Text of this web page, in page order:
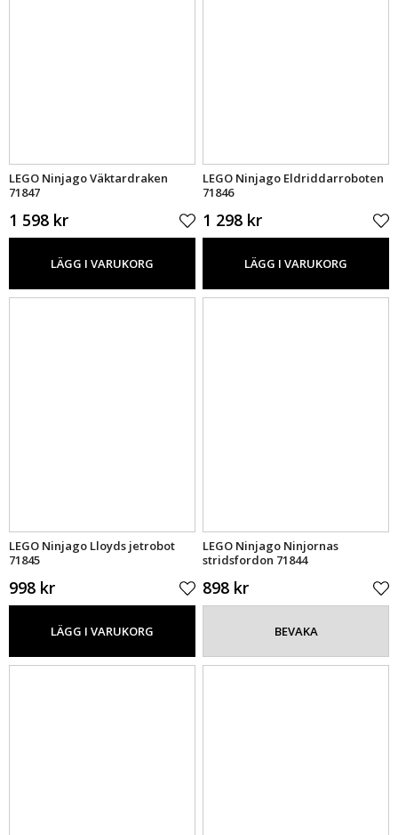
LEGO Ninjago Väktardraken
71847
1 598 kr
LÄGG I VARUKORG
LEGO Ninjago Eldriddarroboten
71846
1 298 kr
LÄGG I VARUKORG
LEGO Ninjago Lloyds jetrobot
71845
998 kr
LÄGG I VARUKORG
LEGO Ninjago Ninjornas
stridsfordon 71844
898 kr
BEVAKA